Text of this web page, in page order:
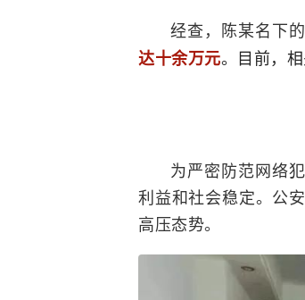
经查，陈某名下
达十余万元。目前，
为严密防范网络
利益和社会稳定。公
高压态势。